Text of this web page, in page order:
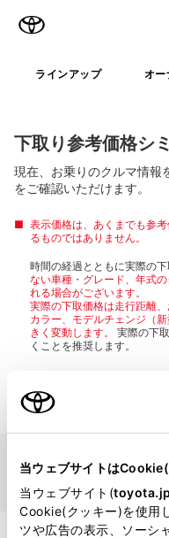
当ウェブサイトはCookie(
当ウェブサイト(toyota.jp
Cookie(クッキー)を使用
ツや広告の表示、ソーシ
ラインアップ オー
下取り参考価格シ
現在、お乗りのクルマ情報
をご確認いただけます。
表示価格は、あくまでも参
るものではありません。
時間の経過とともに実際の
ない車種・グレード、年式
れる場合がございます。
実際の下取価格は走行距離
カラー、モデルチェンジ（
きく変動します。
実際の下
くことを推奨します。
ります。
STEP 01
メーカー・車名・年